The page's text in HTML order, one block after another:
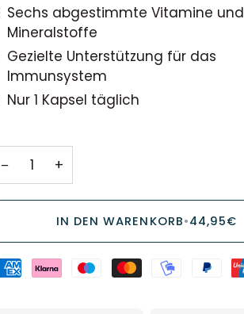
Sechs abgestimmte Vitamine und
Mineralstoffe
Gezielte Unterstützung für das
Immunsystem
Nur 1 Kapsel täglich
− +
IN DEN WARENKORB•44,95€